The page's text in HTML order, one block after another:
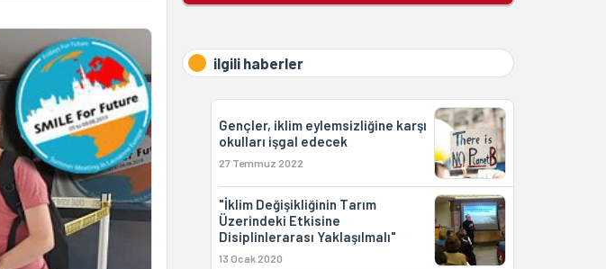
ilgili haberler
Gençler, iklim eylemsizliğine karşı
okulları işgal edecek
27 Temmuz 2022
"İklim Değişikliğinin Tarım
Üzerindeki Etkisine
Disiplinlerarası Yaklaşılmalı"
13 Ocak 2020